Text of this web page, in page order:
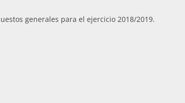
generales para el ejercicio 2018/2019.